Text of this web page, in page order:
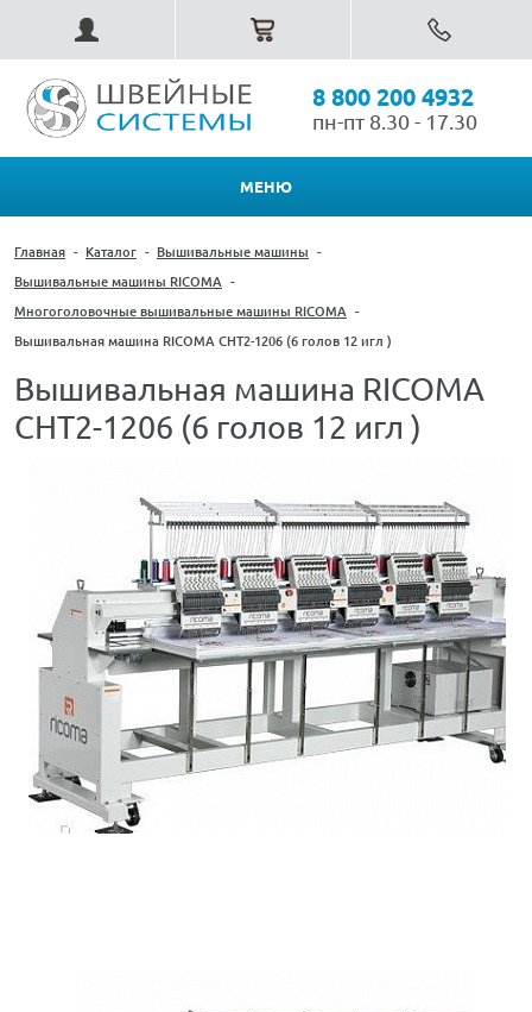
8 800 200 4932
пн-пт 8.30 - 17.30
МЕНЮ
Главная - Каталог - Вышивальные машины -
Вышивальные машины RICOMA -
Многоголовочные вышивальные машины RICOMA -
Вышивальная машина RICOMA CHT2-1206 (6 голов 12 игл )
Вышивальная машина RICOMA
CHT2-1206 (6 голов 12 игл )